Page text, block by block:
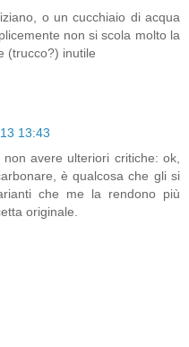
o un cucchiaio di acqua
non si scola molto la
(trucco?) inutile
13:43
avere ulteriori critiche: ok,
è qualcosa che gli si
che me la rendono più
originale.